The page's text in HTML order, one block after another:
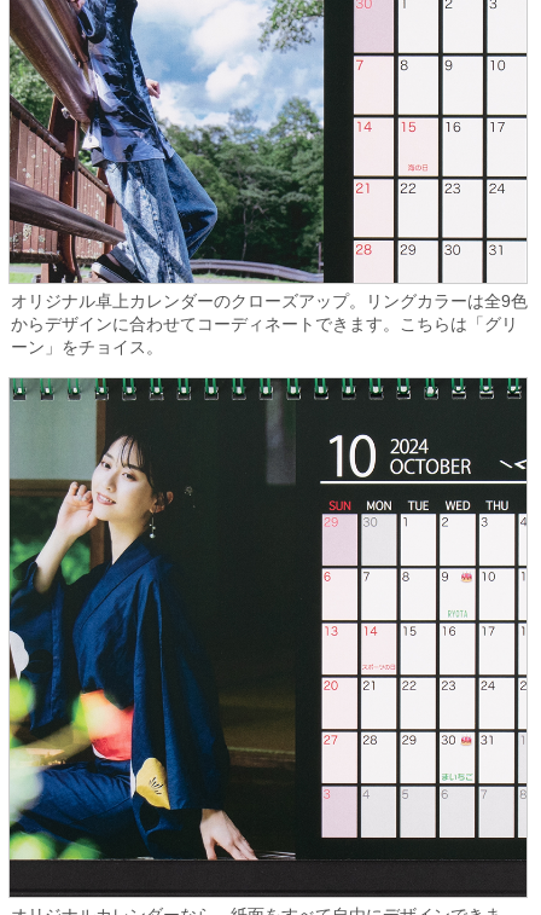
オリジナル卓上カレンダーのクローズアップ。リングカラーは全9色
からデザインに合わせてコーディネートできます。こちらは「グリ
ーン」をチョイス。